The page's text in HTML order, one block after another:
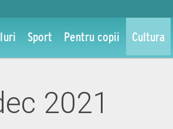
Sport Pentru copii Cultura
2021